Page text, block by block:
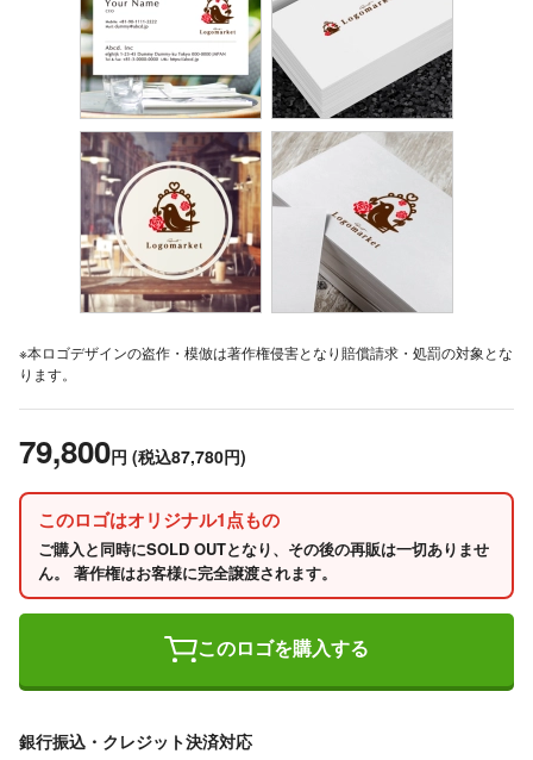
※本ロゴデザインの盗作・模倣は著作権侵害となり賠償請求・処罰の対象とな
ります。
79,800円 (税込87,780円)
このロゴはオリジナル1点もの
ご購入と同時にSOLD OUTとなり、その後の再販は一切ありませ
ん。 著作権はお客様に完全譲渡されます。
このロゴを購入する
銀行振込・クレジット決済対応